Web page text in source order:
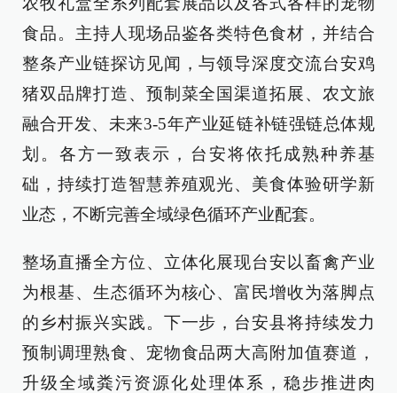
食品。主持人现场品鉴各类特色食材，并结合
整条产业链探访见闻，与领导深度交流台安鸡
猪双品牌打造、预制菜全国渠道拓展、农文旅
融合开发、未来3-5年产业延链补链强链总体规
划。各方一致表示，台安将依托成熟种养基
础，持续打造智慧养殖观光、美食体验研学新
业态，不断完善全域绿色循环产业配套。
整场直播全方位、立体化展现台安以畜禽产业
为根基、生态循环为核心、富民增收为落脚点
的乡村振兴实践。下一步，台安县将持续发力
预制调理熟食、宠物食品两大高附加值赛道，
升级全域粪污资源化处理体系，稳步推进肉